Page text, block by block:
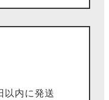
以内に発送